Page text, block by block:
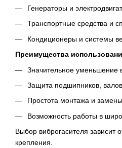
Генераторы и
Транспортные средства и
Кондиционеры и системы
Преимущества
Значительное уменьшение
Защита подшипников,
Простота монтажа и
Возможность работы в
Выбор виброгасителя зависит
крепления.